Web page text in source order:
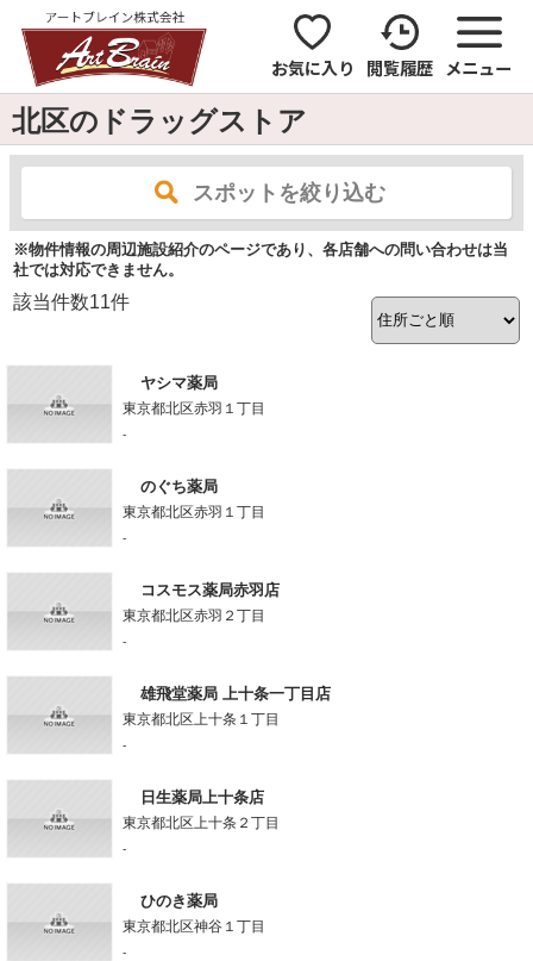
お気に入り 閲覧履歴 メニュー
北区のドラッグストア
スポットを絞り込む
※物件情報の周辺施設紹介のページであり、各店舗への問い合わせは当
社では対応できません。
該当件数11件
ヤシマ薬局
東京都北区赤羽１丁目
-
のぐち薬局
東京都北区赤羽１丁目
-
コスモス薬局赤羽店
東京都北区赤羽２丁目
-
雄飛堂薬局 上十条一丁目店
東京都北区上十条１丁目
-
日生薬局上十条店
東京都北区上十条２丁目
-
ひのき薬局
東京都北区神谷１丁目
-